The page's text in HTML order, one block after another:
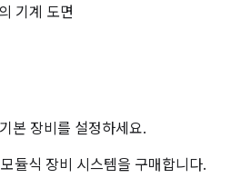
기계 도면
본 장비를 설정하세요.
듈식 장비 시스템을 구매합니다.